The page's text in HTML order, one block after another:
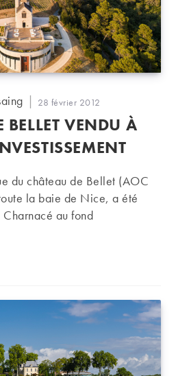
Publication
publiée :
28 février 2012
BELLET VENDU À
du château de Bellet (AOC
la baie de Nice, a été
au fond
de Bellet vendu à un fonds